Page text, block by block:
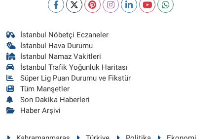
İstanbul Nöbetçi Eczaneler
İstanbul Hava Durumu
İstanbul Namaz Vakitleri
İstanbul Trafik Yoğunluk Haritası
Süper Lig Puan Durumu ve Fikstür
Tüm Manşetler
Son Dakika Haberleri
Haber Arşivi